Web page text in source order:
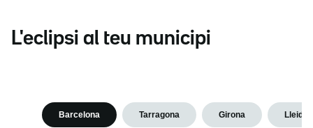
L'eclipsi al teu municipi
Barcelona Tarragona Girona Lleida